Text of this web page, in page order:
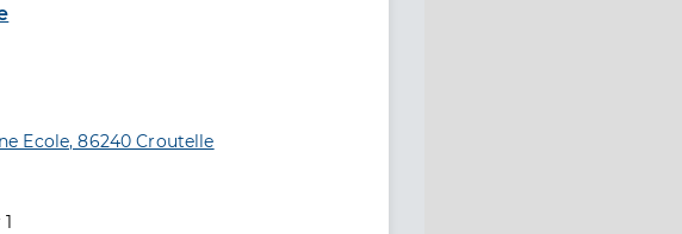
santé
Ecole, 86240 Croutelle